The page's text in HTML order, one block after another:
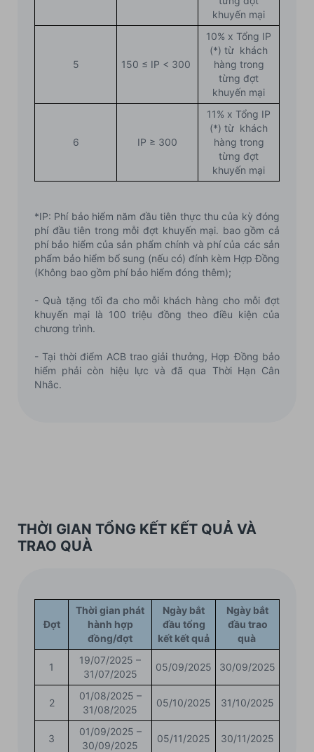
khuyến mại
5 150 ≤ IP < 300
10% x Tổng IP
(*) từ khách
hàng trong
từng đợt
khuyến mại
6 IP ≥ 300
11% x Tổng IP
(*) từ khách
hàng trong
từng đợt
khuyến mại
*IP: Phí bảo hiểm năm đầu tiên thực thu của kỳ đóng
phí đầu tiên trong mỗi đợt khuyến mại. bao gồm cả
phí bảo hiểm của sản phẩm chính và phí của các sản
phẩm bảo hiểm bổ sung (nếu có) đính kèm Hợp Đồng
(Không bao gồm phí bảo hiểm đóng thêm);
- Quà tặng tối đa cho mỗi khách hàng cho mỗi đợt
khuyến mại là 100 triệu đồng theo điều kiện của
chương trình.
- Tại thời điểm ACB trao giải thưởng, Hợp Đồng bảo
hiểm phải còn hiệu lực và đã qua Thời Hạn Cân
Nhắc.
THỜI GIAN TỔNG KẾT KẾT QUẢ VÀ
TRAO QUÀ
Đợt
Thời gian phát
hành hợp
đồng/đợt
Ngày bắt
đầu tổng
kết kết quả
Ngày bắt
đầu trao
quà
1
19/07/2025 –
31/07/2025
05/09/2025 30/09/2025
2
01/08/2025 –
31/08/2025
05/10/2025 31/10/2025
3
01/09/2025 –
30/09/2025
05/11/2025 30/11/2025